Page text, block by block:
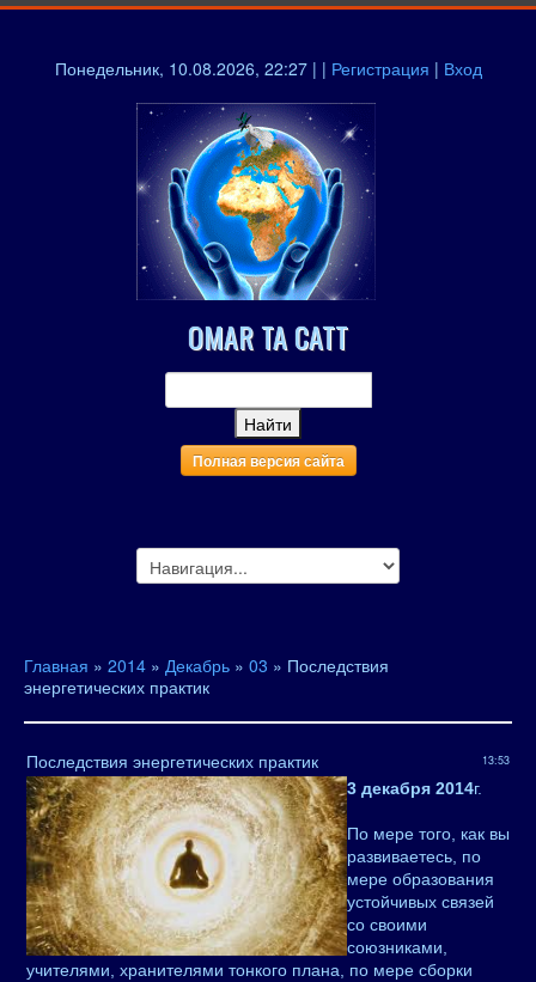
Понедельник, 10.08.2026, 22:27 | | Регистрация | Вход
OMAR TA CATT
Полная версия сайта
Главная » 2014 » Декабрь » 03 » Последствия
энергетических практик
13:53
Последствия энергетических практик
3 декабря 2014г.
По мере того, как вы
развиваетесь, по
мере образования
устойчивых связей
со своими
союзниками,
учителями, хранителями тонкого плана, по мере сборки